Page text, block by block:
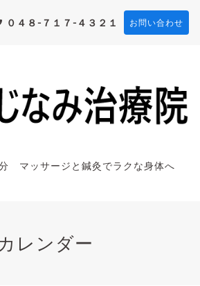
０４８-７１７-４３２１ お問い合わせ
マッサージと鍼灸でラクな身体へ
カレンダー